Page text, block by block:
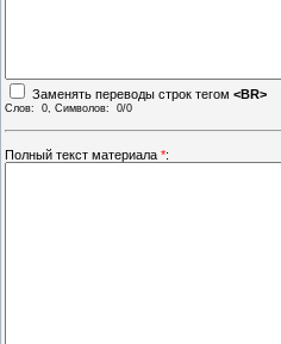
Заменять переводы строк тегом <BR>
Слов: 0 , Символов: 0/0
Полный текст материала *: